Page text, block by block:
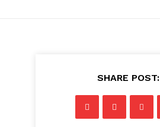
SHARE POST: